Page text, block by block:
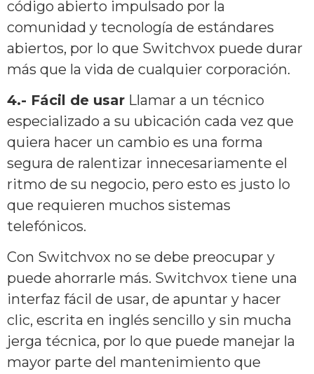
código abierto impulsado por la
comunidad y tecnología de estándares
abiertos, por lo que Switchvox puede durar
más que la vida de cualquier corporación.
4.- Fácil de usar Llamar a un técnico
especializado a su ubicación cada vez que
quiera hacer un cambio es una forma
segura de ralentizar innecesariamente el
ritmo de su negocio, pero esto es justo lo
que requieren muchos sistemas
telefónicos.
Con Switchvox no se debe preocupar y
puede ahorrarle más. Switchvox tiene una
interfaz fácil de usar, de apuntar y hacer
clic, escrita en inglés sencillo y sin mucha
jerga técnica, por lo que puede manejar la
mayor parte del mantenimiento que